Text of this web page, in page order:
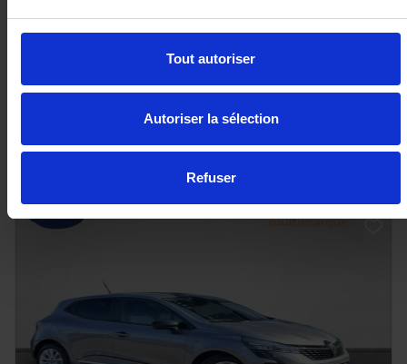
Tout autoriser
Autoriser la sélection
Refuser